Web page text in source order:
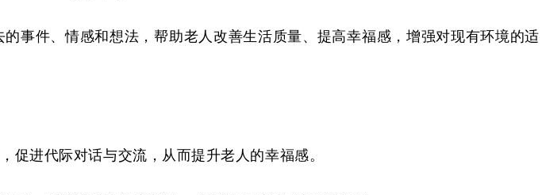
事件、情感和想法，帮助老人改善生活质量、提高幸福感，增强对现有环境的适
进代际对话与交流，从而提升老人的幸福感。